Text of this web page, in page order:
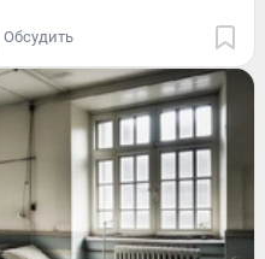
Обсудить